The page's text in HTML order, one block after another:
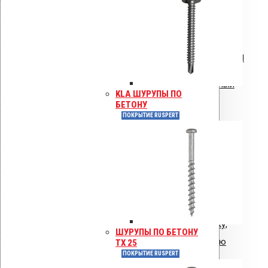
KLA ШУРУПЫ ПО
БЕТОНУ
ПОКРЫТИЕ RUSPERT
ШУРУПЫ ПО БЕТОНУ
TX 25
ПОКРЫТИЕ RUSPERT
Инструкция по монтажу VILPE RoofSeal
Инструкция: Vilpe Velco плиточный
вентиль.pdf
Инструкция: водосточные воронки
Общая инструкция по монтажу,
эксплуатации и обслуживанию
VIPLE.pdf